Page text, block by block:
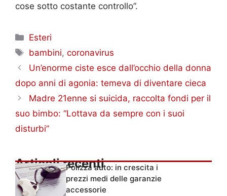
cose sotto costante controllo”.
Categorie
Esteri
Tag
bambini,coronavirus
Un’enorme ciste esce dall’occhio della donna
dopo anni di agonia: temeva di diventare cieca
Madre 21enne si suicida, raccolta fondi per il
suo bimbo: “Lottava da sempre con i suoi
disturbi”
Articoli recentiPolizza auto: in crescita i
prezzi medi delle garanzie
accessorie